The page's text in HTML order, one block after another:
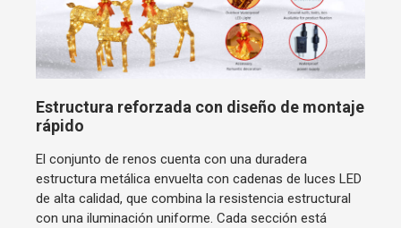
Estructura reforzada con diseño de montaje
rápido
El conjunto de renos cuenta con una duradera
estructura metálica envuelta con cadenas de luces LED
de alta calidad, que combina la resistencia estructural
con una iluminación uniforme. Cada sección está